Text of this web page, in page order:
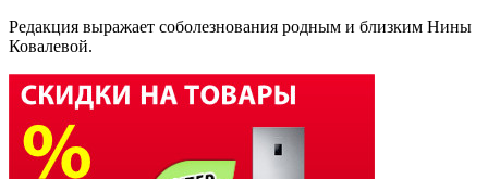
Редакция выражает соболезнования родным и близким Нины
Ковалевой.